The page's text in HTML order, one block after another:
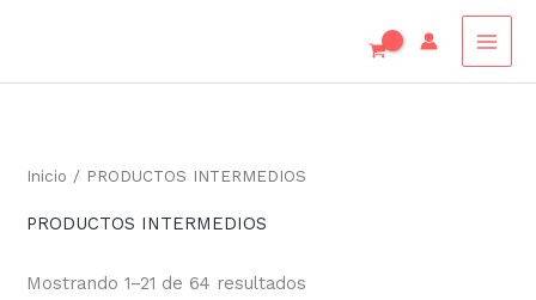
contenido
Inicio / PRODUCTOS INTERMEDIOS
PRODUCTOS INTERMEDIOS
Mostrando 1–21 de 64 resultados